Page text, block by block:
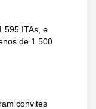
ITAs, e
de 1.500
convites